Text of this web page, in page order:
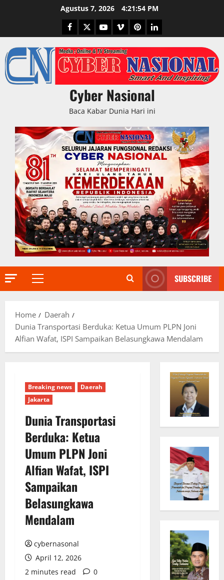
Agustus 7, 2026 4:21:56 PM
Facebook
TwitterYoutubeVimeoPinterestLinkedIn
Cyber Nasional
Baca Kabar Dunia Hari ini
Primary
SUBSCRIBE
Home
Daerah
Dunia Transportasi Berduka: Ketua Umum PLPN Joni
Alfian Wafat, ISPI Sampaikan Belasungkawa Mendalam
Breaking news
Daerah
Jakarta
Dunia Transportasi
Berduka: Ketua
Umum PLPN Joni
Alfian Wafat, ISPI
Sampaikan
Belasungkawa
Mendalam
cybernasonal
April 12, 2026
2 minutes read
0